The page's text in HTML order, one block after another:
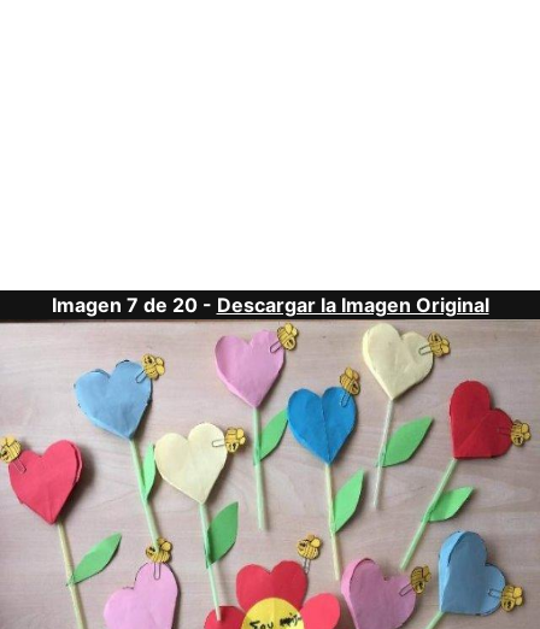
Imagen 7 de 20 - Descargar la Imagen Original